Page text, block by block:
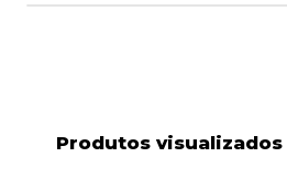
Produtos